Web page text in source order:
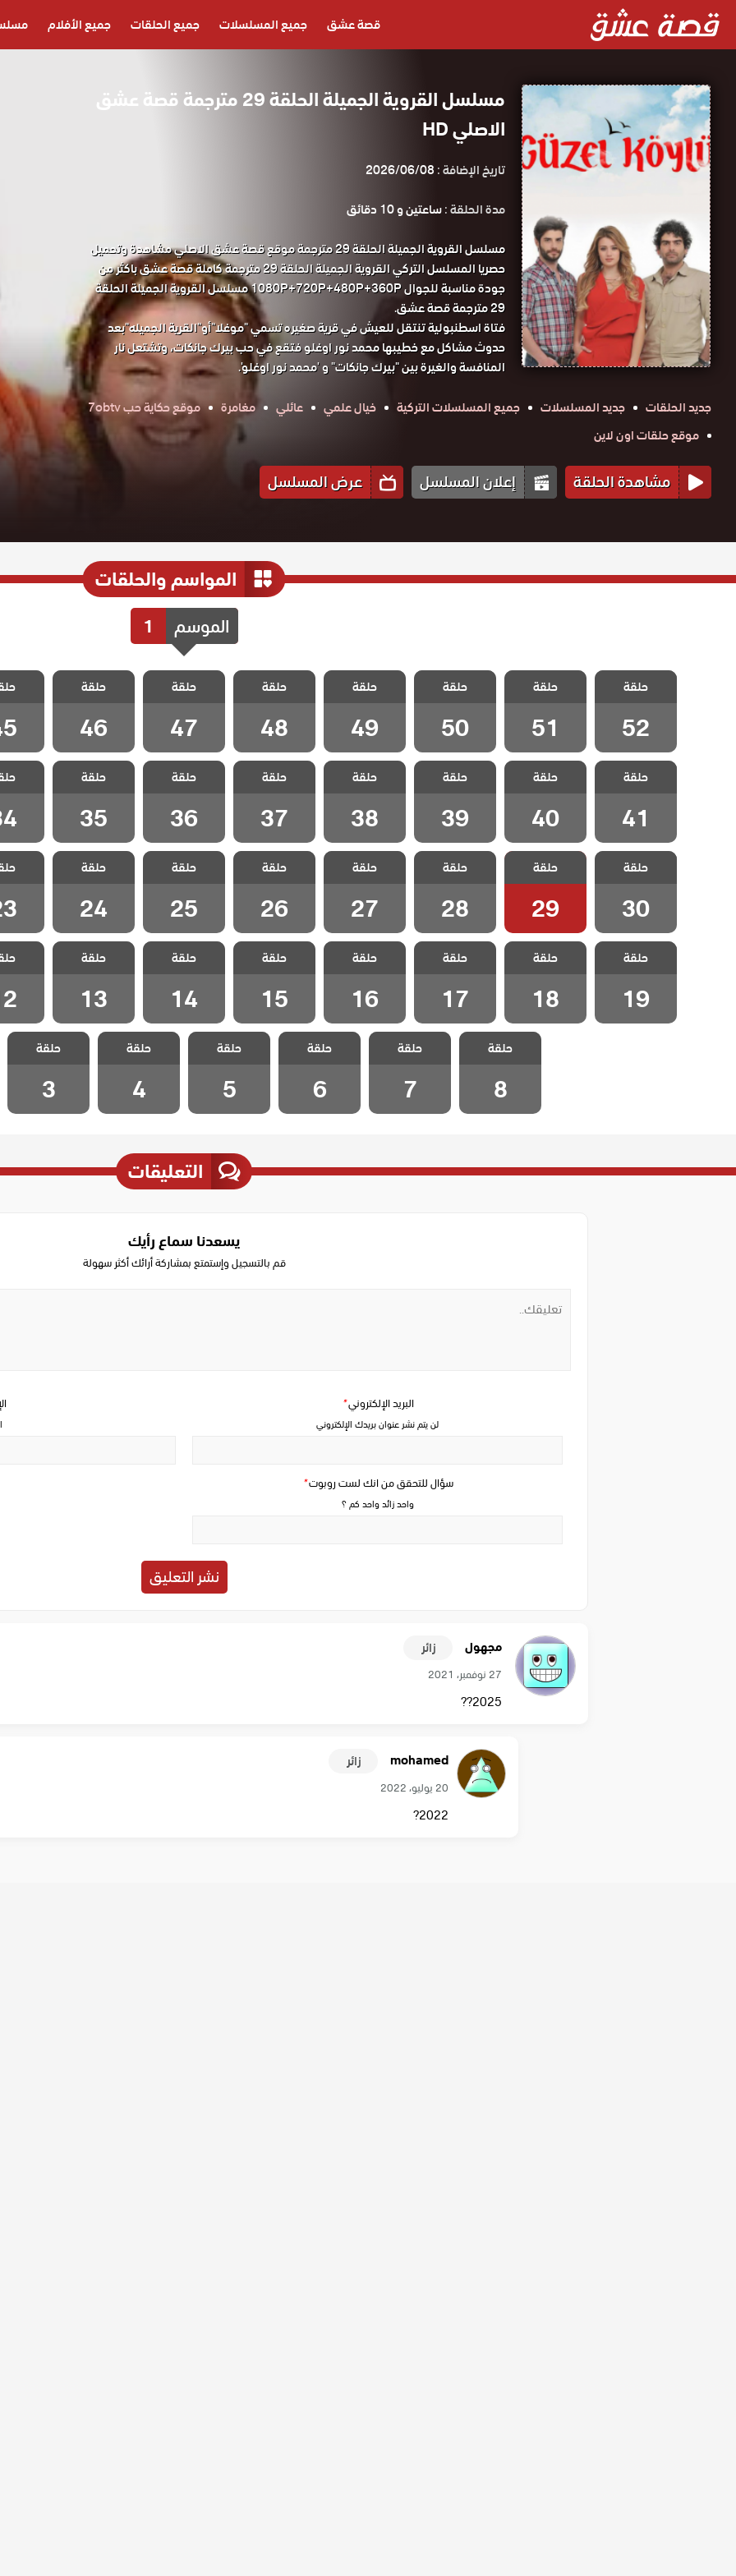
قصة عشق جميع المسلسلات جميع الحلقات جميع الأفلام
مسلسل القروية الجميلة الحلقة 29 مترجمة قصة عشق
الاصلي HD
تاريخ الإضافة :2026/06/08
مدة الحلقة :ساعتين و 10 دقائق
مسلسل القروية الجميلة الحلقة 29 مترجمة موقع قصة عشق الاصلي مشاهدة وتحميل
حصريا المسلسل التركي القروية الجميلة الحلقة 29 مترجمة كاملة قصة عشق باكثر من
جودة مناسبة للجوال 1080P+720P+480P+360P مسلسل القروية الجميلة الحلقة
29 مترجمة قصة عشق.
فتاة اسطنبولية تنتقل للعيش في قرية صغيره تسمي "موغلا"أو"القرية الجميله"بعد
حدوث مشاكل مع خطيبها محمد نور اوغلو فتقع في حب بيرك جانكات، وتشتعل نار
المنافسة والغيرة بين "بيرك جانكات" و 'محمد نور اوغلو'.
جديد الحلقات
جديد المسلسلات جميع المسلسلات التركية خيال علمي عائلي مغامرة
موقع حكاية حب 7obtv
موقع حلقات اون لاين
مشاهدة الحلقة إعلان المسلسل عرض المسلسل
المواسم والحلقات
الموسم 1
مسلسل القروية
الجميلة الحلقة
52 والاخيرة
حلقة
52
مسلسل القروية
الجميلة الحلقة
51
حلقة
51
مسلسل القروية
الجميلة الحلقة
50
حلقة
50
مسلسل القروية
الجميلة الحلقة
49
حلقة
49
مسلسل القروية
الجميلة الحلقة
48
حلقة
48
مسلسل القروية
الجميلة الحلقة
47
حلقة
47
مسلسل القروية
الجميلة الحلقة
46
حلقة
46
مسلسل
مسلسل القروية
الجميلة الحلقة
41
حلقة
41
مسلسل القروية
الجميلة الحلقة
40
حلقة
40
مسلسل القروية
الجميلة الحلقة
39
حلقة
39
مسلسل القروية
الجميلة الحلقة
38
حلقة
38
مسلسل القروية
الجميلة الحلقة
37
حلقة
37
مسلسل القروية
الجميلة الحلقة
36
حلقة
36
مسلسل القروية
الجميلة الحلقة
35
حلقة
35
مسلسل
مسلسل القروية
الجميلة الحلقة
30
حلقة
30
مسلسل القروية
الجميلة الحلقة
29
حلقة
29
مسلسل القروية
الجميلة الحلقة
28
حلقة
28
مسلسل القروية
الجميلة الحلقة
27
حلقة
27
مسلسل القروية
الجميلة الحلقة
26
حلقة
26
مسلسل القروية
الجميلة الحلقة
25
حلقة
25
مسلسل القروية
الجميلة الحلقة
24
حلقة
24
مسلسل
مسلسل القروية
الجميلة الحلقة
19
حلقة
19
مسلسل القروية
الجميلة الحلقة
18
حلقة
18
مسلسل القروية
الجميلة الحلقة
17
حلقة
17
مسلسل القروية
الجميلة الحلقة
16
حلقة
16
مسلسل القروية
الجميلة الحلقة
15
حلقة
15
مسلسل القروية
الجميلة الحلقة
14
حلقة
14
مسلسل القروية
الجميلة الحلقة
13
حلقة
13
مسلسل
مسلسل القروية
الجميلة الحلقة 8
حلقة
8
مسلسل القروية
الجميلة الحلقة 7
حلقة
7
مسلسل القروية
الجميلة الحلقة 6
حلقة
6
مسلسل القروية
الجميلة الحلقة 5
حلقة
5
مسلسل القروية
الجميلة الحلقة 4
حلقة
4
مسلسل القروية
الجميلة الحلقة 3
حلقة
3
التعليقات
يسعدنا سماع رأيك
قم بالتسجيل وإستمتع بمشاركة أرائك أكثر سهولة
سؤال للتحقق من انك لست روبوت*
واحد زائد واحد كم ؟
البريد الإلكتروني*
لن يتم نشر عنوان بريدك الإلكتروني
مجهول زائر
27 نوفمبر، 2021
2025?‍?
mohamed زائر
20 يوليو، 2022
2022?